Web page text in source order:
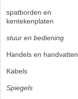
spatborden en
kentekenplaten
stuur en bediening
Handels en handvatten
Kabels
Spiegels